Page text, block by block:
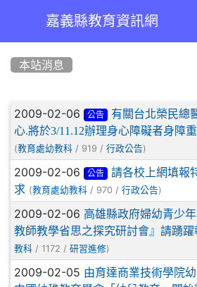
嘉義縣教育資訊網
本站消息
文章列表
2009-02-06 公告
有關台北榮民總
心.將於3/11.12辦理身心障礙者身障
(教育處幼教科 / 919 / 行政公告)
2009-02-06 公告
請各校上網填報
求 (教育處幼教科 / 970 / 行政公告)
2009-02-06 高雄縣政府婦幼青少
教師教學省思之探究研討會』請踴躍
教科 / 1172 / 研習進修)
2009-02-05 由育達商業技術學院